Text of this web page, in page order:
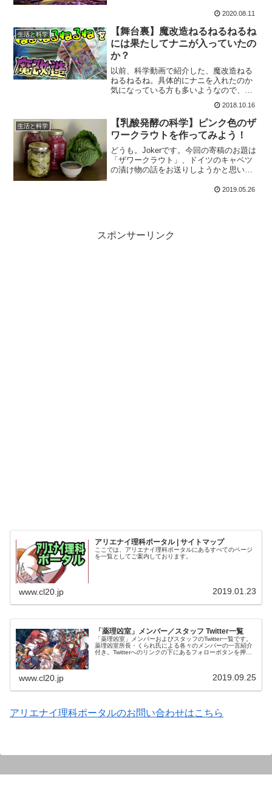
アリエナイ理科では扱えない「安全すぎ
す。
2020.08.11
生活と科学
【舞台裏】魔改造ねるねるねるね
には果たしてナニが入っていたの
か？
以前、科学動画で紹介した、魔改造ねる
ねるねるね。具体的にナニを入れたのか
気になっている方も多いようなので、こ
思います。そんな訳で舞台裏にGO！
2018.10.16
生活と科学
【乳酸発酵の科学】ピンク色のザ
ワークラウトを作ってみよう！
どうも。Jokerです。今回の寄稿のお題は
「ザワークラウト」、ドイツのキャベツ
の漬け物の話をお送りしようかと思いま
物で、酢は一切使われていないのです。
2019.05.26
スポンサーリンク
アリエナイ理科ポータル | サイトマップ
ここでは、アリエナイ理科ポータルにあるすべてのページ
を一覧としてご案内しております。
www.cl20.jp 2019.01.23
「薬理凶室」メンバー／スタッフ Twitter一覧
「薬理凶室」メンバーおよびスタッフのTwitter一覧です。
薬理凶室所長・くられ氏による各々のメンバーの一言紹介
付き。Twitterへのリンクの下にあるフォローボタンを押す
www.cl20.jp 2019.09.25
アリエナイ理科ポータルのお問い合わせはこちら